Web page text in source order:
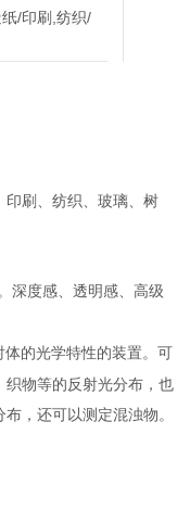
/印刷,纺织/
印刷、纺织、玻璃、树
深度感、透明感、高级
的光学特性的装置。可
织物等的反射光分布，也
，还可以测定混浊物。